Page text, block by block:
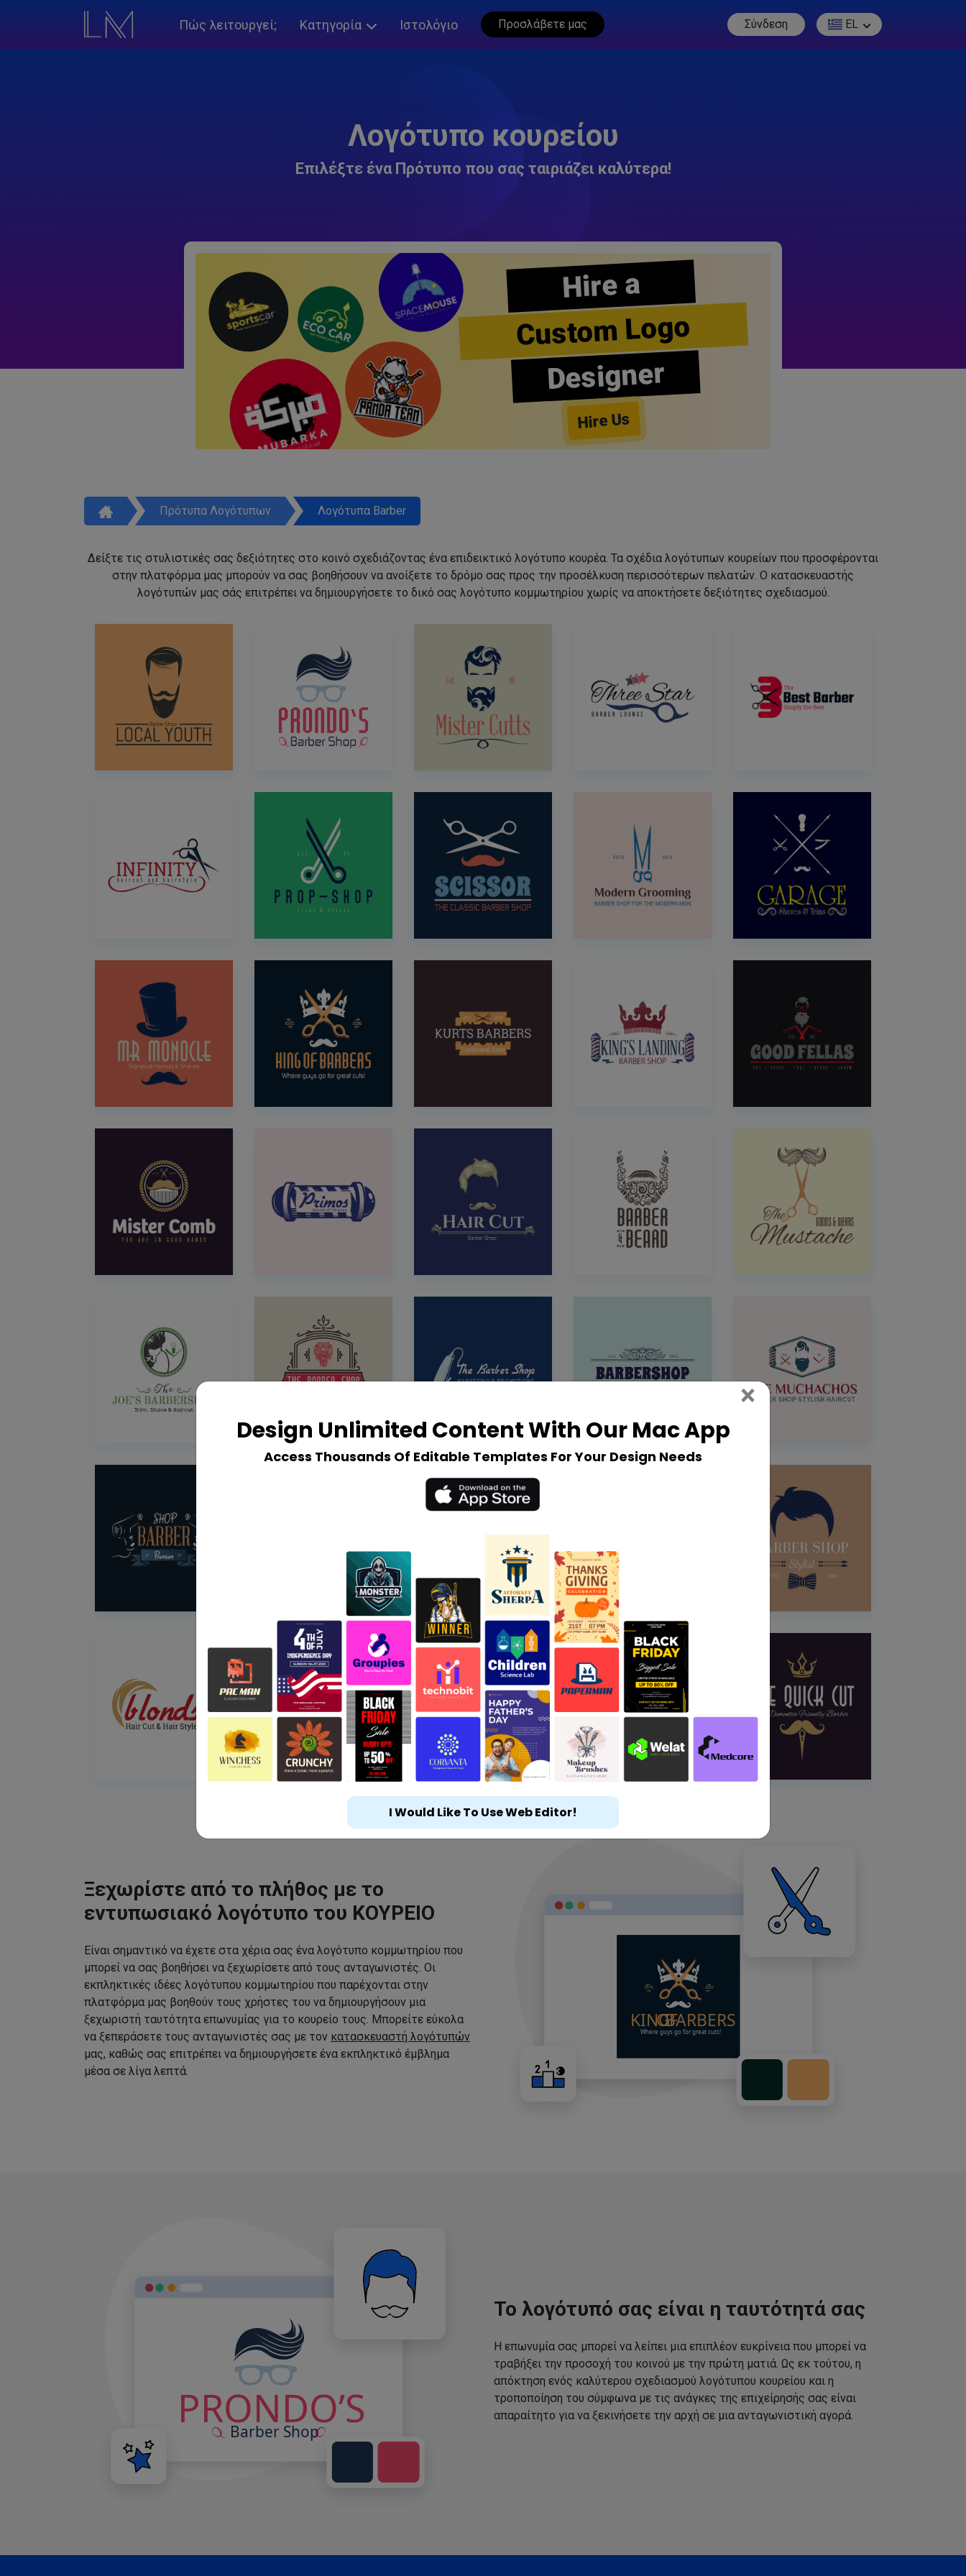
Πώς λειτουργεί; Κατηγορία Ιστολόγιο Προσλάβετε μας Σύνδεση EL
Λογότυπο κουρείου
Επιλέξτε ένα Πρότυπο που σας ταιριάζει καλύτερα!
Hire a
Custom Logo
Designer
Hire Us
Πρότυπα Λογότυπων Λογότυπα Barber
Δείξτε τις στυλιστικές σας δεξιότητες στο κοινό σχεδιάζοντας ένα επιδεικτικό λογότυπο κουρέα. Τα σχέδια λογότυπων κουρείων που προσφέρονται
στην πλατφόρμα μας μπορούν να σας βοηθήσουν να ανοίξετε το δρόμο σας προς την προσέλκυση περισσότερων πελατών. Ο κατασκευαστής
λογότυπών μας σάς επιτρέπει να δημιουργήσετε το δικό σας λογότυπο κομμωτηρίου χωρίς να αποκτήσετε δεξιότητες σχεδιασμού.
Ξεχωρίστε από το πλήθος με το
εντυπωσιακό λογότυπο του ΚΟΥΡΕΙΟ
Είναι σημαντικό να έχετε στα χέρια σας ένα λογότυπο κομμωτηρίου που
μπορεί να σας βοηθήσει να ξεχωρίσετε από τους ανταγωνιστές. Οι
εκπληκτικές ιδέες λογότυπου κομμωτηρίου που παρέχονται στην
πλατφόρμα μας βοηθούν τους χρήστες του να δημιουργήσουν μια
ξεχωριστή ταυτότητα επωνυμίας για το κουρείο τους. Μπορείτε εύκολα
να ξεπεράσετε τους ανταγωνιστές σας με τον κατασκευαστή λογότυπών
μας, καθώς σας επιτρέπει να δημιουργήσετε ένα εκπληκτικό έμβλημα
μέσα σε λίγα λεπτά.
Το λογότυπό σας είναι η ταυτότητά σας
Η επωνυμία σας μπορεί να λείπει μια επιπλέον ευκρίνεια που μπορεί να
τραβήξει την προσοχή του κοινού με την πρώτη ματιά. Ως εκ τούτου, η
απόκτηση ενός καλύτερου σχεδιασμού λογότυπου κουρείου και η
τροποποίηση του σύμφωνα με τις ανάγκες της επιχείρησής σας είναι
απαραίτητο για να ξεκινήσετε την αρχή σε μια ανταγωνιστική αγορά.
Design Unlimited Content With Our Mac App
Access Thousands Of Editable Templates For Your Design Needs
× Close
I Would Like To Use Web Editor!